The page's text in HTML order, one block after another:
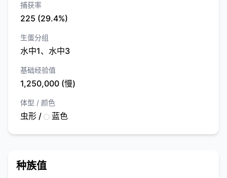
捕获率
225 (29.4%)
生蛋分组
水中1、水中3
基础经验值
1,250,000 (慢)
体型 / 颜色
虫形 / 蓝色
种族值